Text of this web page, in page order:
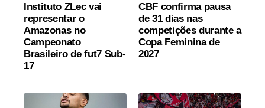
Instituto ZLec vai
representar o
Amazonas no
Campeonato
Brasileiro de fut7 Sub-
17
CBF confirma pausa
de 31 dias nas
competições durante a
Copa Feminina de
2027